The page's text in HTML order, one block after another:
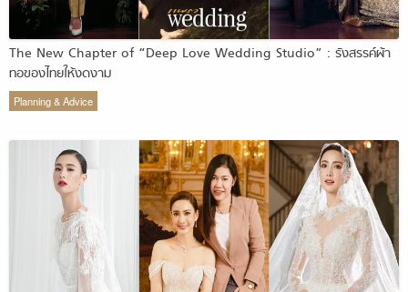
The New Chapter of “Deep Love Wedding Studio” : รังสรรค์ผ้า
ทอของไทยให้งดงาม
Planning & Advice